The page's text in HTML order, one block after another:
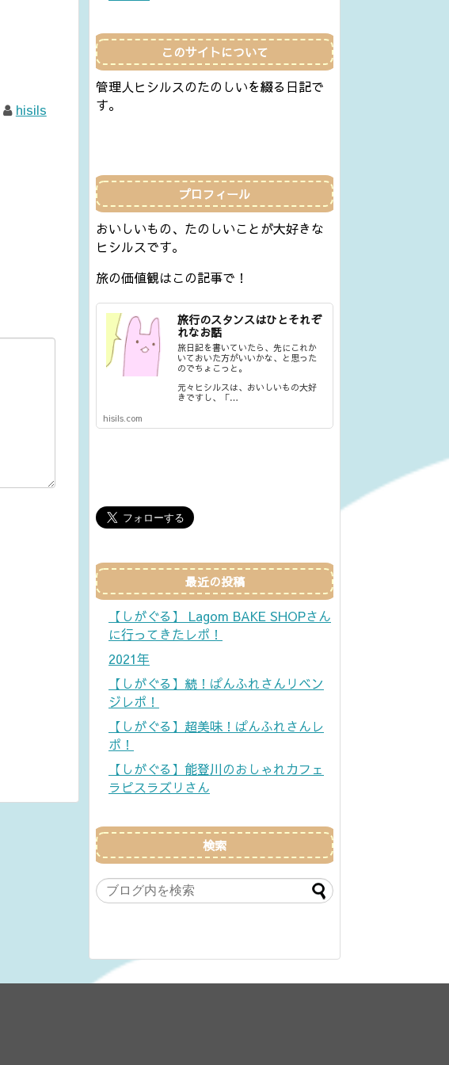
hisils
このサイトについて
管理人ヒシルスのたのしいを綴る日記で
す。
プロフィール
おいしいもの、たのしいことが大好きな
ヒシルスです。
旅の価値観はこの記事で！
旅行のスタンスはひとそれぞ
れなお話
旅日記を書いていたら、先にこれか
いておいた方がいいかな、と思った
のでちょこっと。
元々ヒシルスは、おいしいもの大好
きですし、「…
hisils.com
最近の投稿
【しがぐる】 Lagom BAKE SHOPさん
に行ってきたレポ！
2021年
【しがぐる】続！ぱんふれさんリベン
ジレポ！
【しがぐる】超美味！ぱんふれさんレ
ポ！
【しがぐる】能登川のおしゃれカフェ
ラピスラズリさん
検索